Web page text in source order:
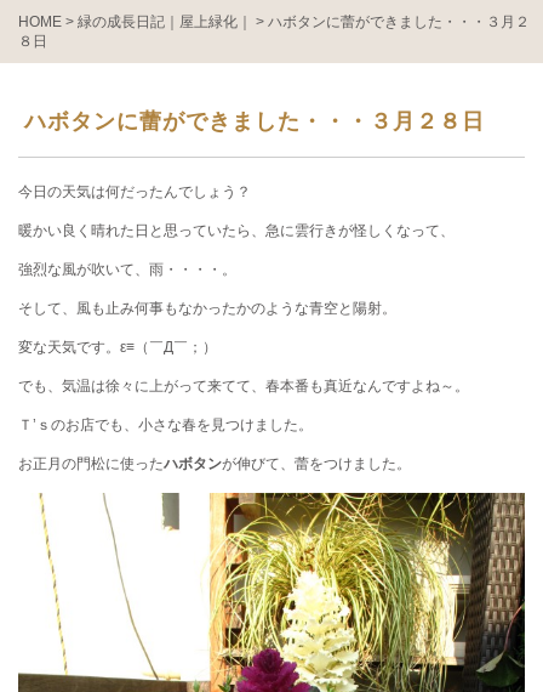
HOME > 緑の成長日記｜屋上緑化｜ > ハボタンに蕾ができました・・・３月２
８日
ハボタンに蕾ができました・・・３月２８日
今日の天気は何だったんでしょう？
暖かい良く晴れた日と思っていたら、急に雲行きが怪しくなって、
強烈な風が吹いて、雨・・・・。
そして、風も止み何事もなかったかのような青空と陽射。
変な天気です。ε≡（￣Д￣；）
でも、気温は徐々に上がって来てて、春本番も真近なんですよね～。
Ｔ’ｓのお店でも、小さな春を見つけました。
お正月の門松に使ったハボタンが伸びて、蕾をつけました。